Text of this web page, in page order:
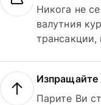
Никога не
валутния
трансакции,
Изпращайте
Парите Ви